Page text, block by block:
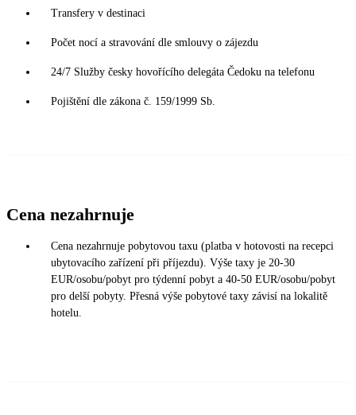
Transfery v destinaci
Počet nocí a stravování dle smlouvy o zájezdu
24/7 Služby česky hovořícího delegáta Čedoku na telefonu
Pojištění dle zákona č. 159/1999 Sb.
Cena nezahrnuje
Cena nezahrnuje pobytovou taxu (platba v hotovosti na recepci
ubytovacího zařízení při příjezdu). Výše taxy je 20-30
EUR/osobu/pobyt pro týdenní pobyt a 40-50 EUR/osobu/pobyt
pro delší pobyty. Přesná výše pobytové taxy závisí na lokalitě
hotelu.